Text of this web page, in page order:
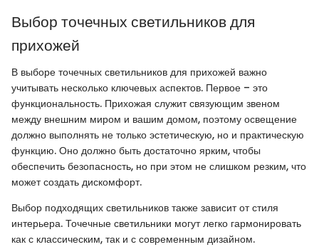
Выбор точечных светильников для
прихожей
В выборе точечных светильников для прихожей важно
учитывать несколько ключевых аспектов. Первое – это
функциональность. Прихожая служит связующим звеном
между внешним миром и вашим домом, поэтому освещение
должно выполнять не только эстетическую, но и практическую
функцию. Оно должно быть достаточно ярким, чтобы
обеспечить безопасность, но при этом не слишком резким, что
может создать дискомфорт.
Выбор подходящих светильников также зависит от стиля
интерьера. Точечные светильники могут легко гармонировать
как с классическим, так и с современным дизайном.